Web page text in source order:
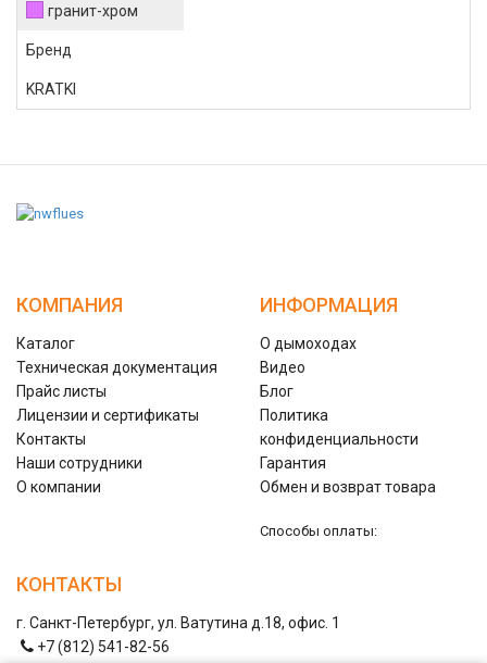
гранит-хром
Бренд
KRATKI
КОМПАНИЯ
Каталог
Техническая документация
Прайс листы
Лицензии и сертификаты
Контакты
Наши сотрудники
О компании
ИНФОРМАЦИЯ
О дымоходах
Видео
Блог
Политика
конфиденциальности
Гарантия
Обмен и возврат товара
Способы оплаты:
КОНТАКТЫ
г. Санкт-Петербург, ул. Ватутина д.18, офис. 1
+7 (812) 541-82-56